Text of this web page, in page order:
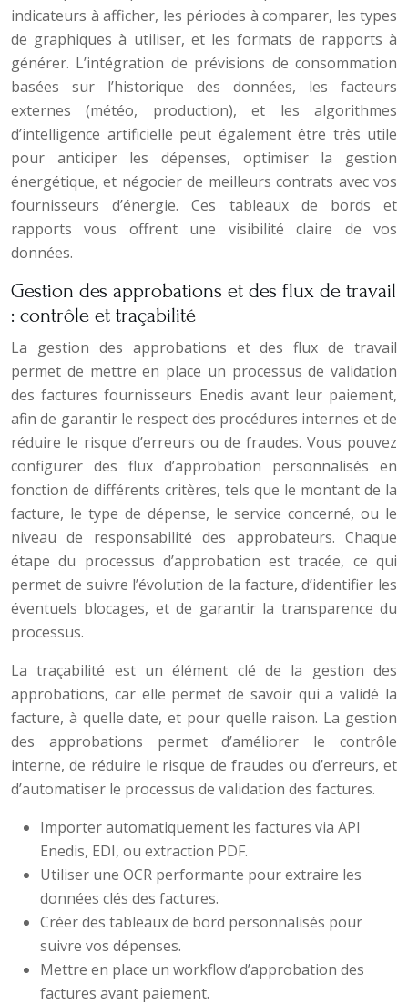
indicateurs à afficher, les périodes à comparer, les types
de graphiques à utiliser, et les formats de rapports à
générer. L’intégration de prévisions de consommation
basées sur l’historique des données, les facteurs
externes (météo, production), et les algorithmes
d’intelligence artificielle peut également être très utile
pour anticiper les dépenses, optimiser la gestion
énergétique, et négocier de meilleurs contrats avec vos
fournisseurs d’énergie. Ces tableaux de bords et
rapports vous offrent une visibilité claire de vos
données.
Gestion des approbations et des flux de travail
: contrôle et traçabilité
La gestion des approbations et des flux de travail
permet de mettre en place un processus de validation
des factures fournisseurs Enedis avant leur paiement,
afin de garantir le respect des procédures internes et de
réduire le risque d’erreurs ou de fraudes. Vous pouvez
configurer des flux d’approbation personnalisés en
fonction de différents critères, tels que le montant de la
facture, le type de dépense, le service concerné, ou le
niveau de responsabilité des approbateurs. Chaque
étape du processus d’approbation est tracée, ce qui
permet de suivre l’évolution de la facture, d’identifier les
éventuels blocages, et de garantir la transparence du
processus.
La traçabilité est un élément clé de la gestion des
approbations, car elle permet de savoir qui a validé la
facture, à quelle date, et pour quelle raison. La gestion
des approbations permet d’améliorer le contrôle
interne, de réduire le risque de fraudes ou d’erreurs, et
d’automatiser le processus de validation des factures.
Importer automatiquement les factures via API
Enedis, EDI, ou extraction PDF.
Utiliser une OCR performante pour extraire les
données clés des factures.
Créer des tableaux de bord personnalisés pour
suivre vos dépenses.
Mettre en place un workflow d’approbation des
factures avant paiement.